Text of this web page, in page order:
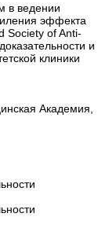
в ведении
эффекта
Society of Anti-
и
клиники
Академия,